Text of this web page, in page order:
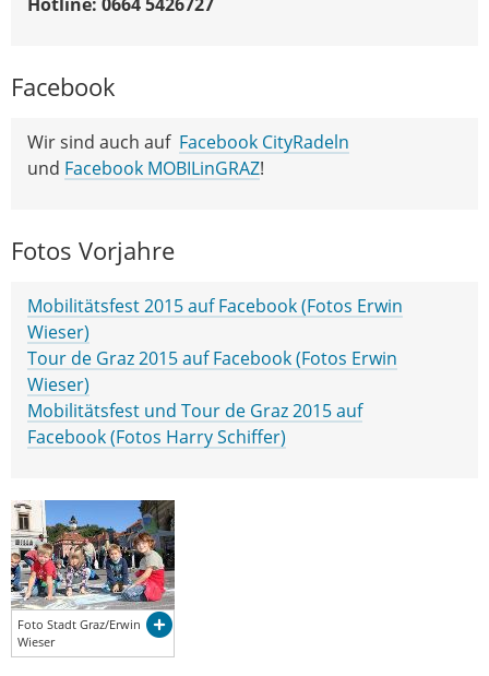
Facebook
Wir sind auch auf Facebook CityRadeln
und Facebook MOBILinGRAZ!
Fotos Vorjahre
Mobilitätsfest 2015 auf Facebook (Fotos Erwin
Wieser)
Tour de Graz 2015 auf Facebook (Fotos Erwin
Wieser)
Mobilitätsfest und Tour de Graz 2015 auf
Facebook (Fotos Harry Schiffer)
Foto Stadt Graz/Erwin
Wieser